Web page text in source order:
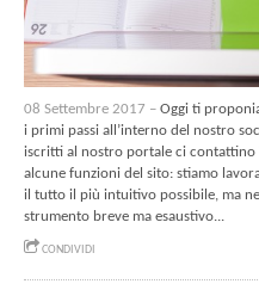
08 Settembre 2017 – Oggi ti
i primi passi all’interno del nostro
iscritti al nostro portale ci
alcune funzioni del sito: stiamo
il tutto il più intuitivo possibile, ma
strumento breve ma esaustivo...
CONDIVIDI